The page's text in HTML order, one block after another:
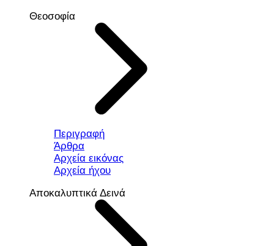
Θεοσοφία
Περιγραφή
Άρθρα
Αρχεία εικόνας
Αρχεία ήχου
Αποκαλυπτικά Δεινά